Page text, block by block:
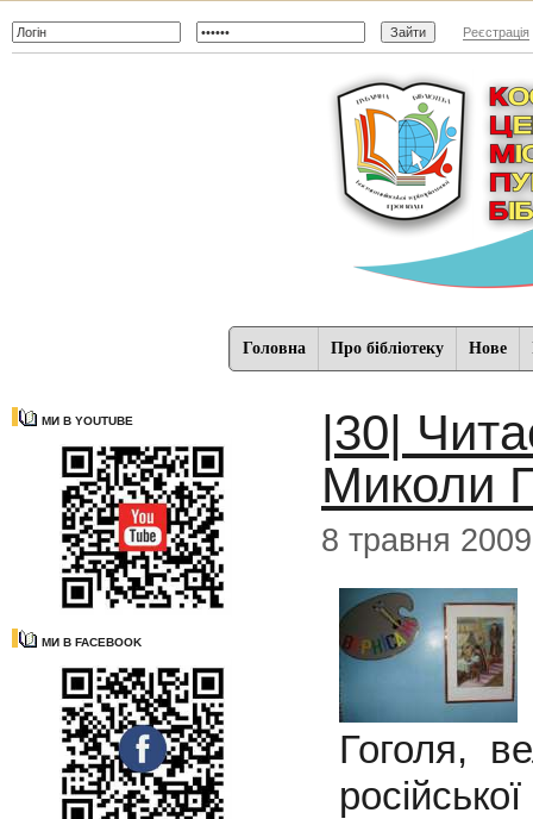
Реєстрація
Головна Про бібліотеку Нове
МИ В YOUTUBE
МИ В FACEBOOK
|30|
Миколи
8 травня 2009
Гоголя,